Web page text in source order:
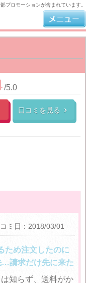
/5.0
口コミを見る 
ミ日：2018/03/01
ため注文したのに
…請求だけ先に来た
知らず、送料がか
プロモーションが含まれています。